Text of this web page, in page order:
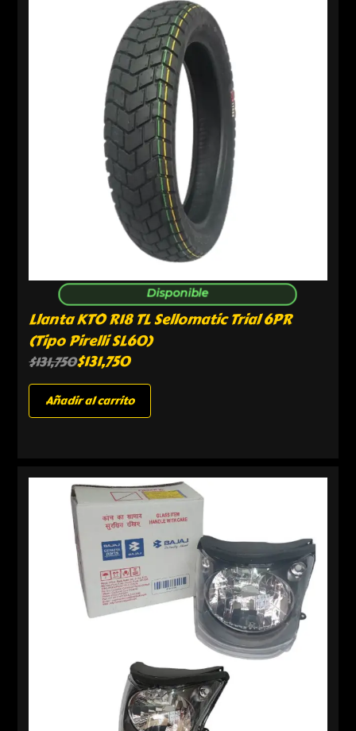
Disponible
Llanta KTO R18 TL Sellomatic Trial 6PR
(Tipo Pirelli SL60)
$131,750$131,750
Añadir al carrito